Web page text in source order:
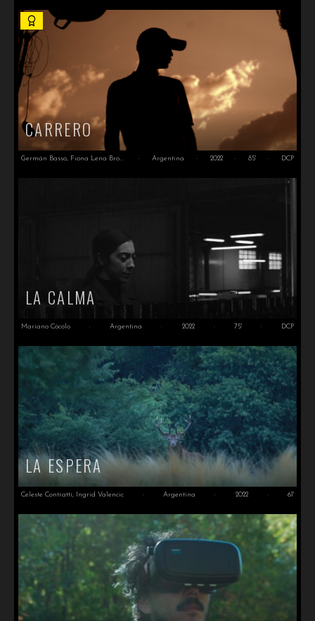
CARRERO
Germán Basso, Fiona Lena Brown · Argentina · 2022 · 85' · DCP
LA CALMA
Mariano Cócolo · Argentina · 2022 · 75' · DCP
LA ESPERA
Celeste Contratti, Ingrid Valencic · Argentina · 2022 · 61'